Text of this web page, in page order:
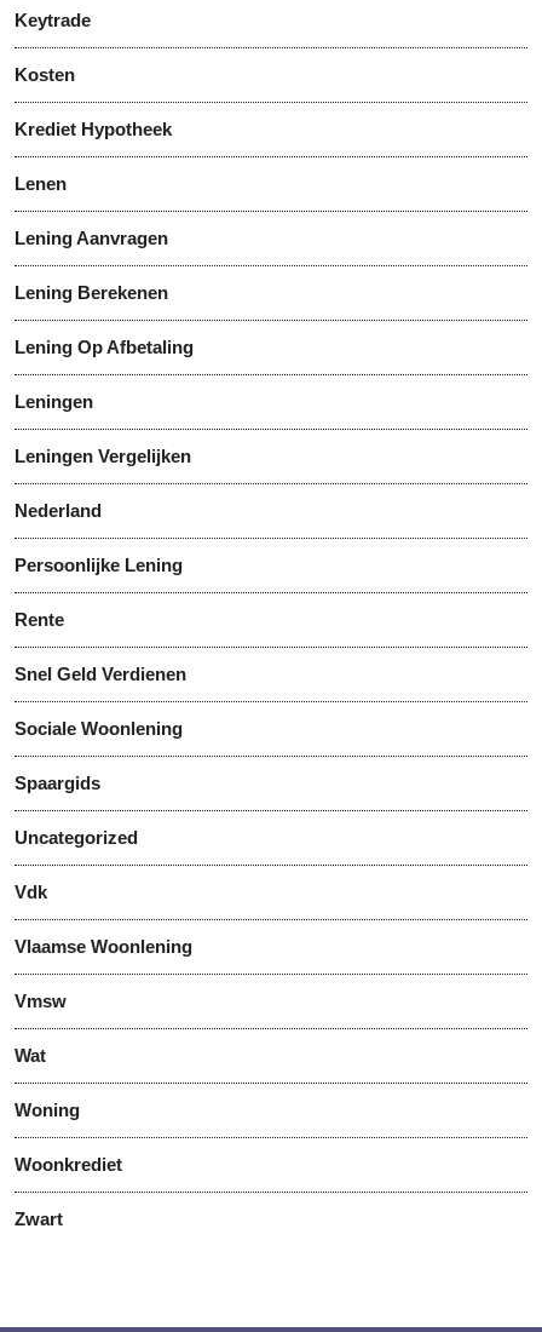
Keytrade
Kosten
Krediet Hypotheek
Lenen
Lening Aanvragen
Lening Berekenen
Lening Op Afbetaling
Leningen
Leningen Vergelijken
Nederland
Persoonlijke Lening
Rente
Snel Geld Verdienen
Sociale Woonlening
Spaargids
Uncategorized
Vdk
Vlaamse Woonlening
Vmsw
Wat
Woning
Woonkrediet
Zwart